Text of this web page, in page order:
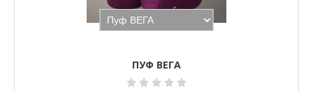
ПУФ ВЕГА